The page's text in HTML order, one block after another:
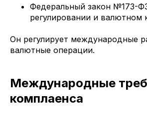
Федеральный закон №173-
регулировании и валютном
Он регулирует международные
валютные операции.
Международные
комплаенса